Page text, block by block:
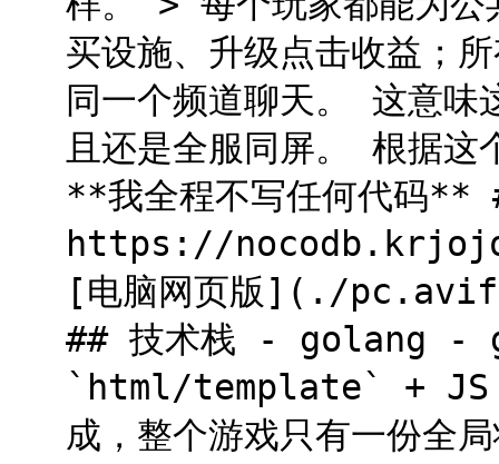
买设施、升级点击收益；
同一个频道聊天。 这意味
且还是全服同屏。 根据
**我全程不写任何代码**
https://
[电脑网页版](./
## 技术栈 - golang
`html/template` + JS
成，整个游戏只有一份全